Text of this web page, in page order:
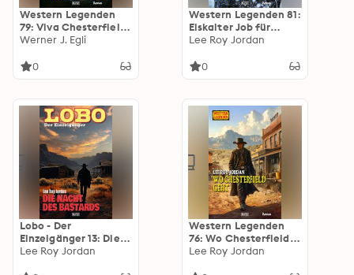
Western Legenden
79: Viva Chesterfield:
Chesterfield No.02
Werner J. Egli
0
Western Legenden 81:
Eiskalter Job für
Chesterfield: T.T.
Lee Roy Jordan
0
Lobo - Der
Einzelgänger 13: Die
Nacht des Bastards
Lee Roy Jordan
Western Legenden
76: Wo Chesterfield
geht: Chesterfield
Lee Roy Jordan